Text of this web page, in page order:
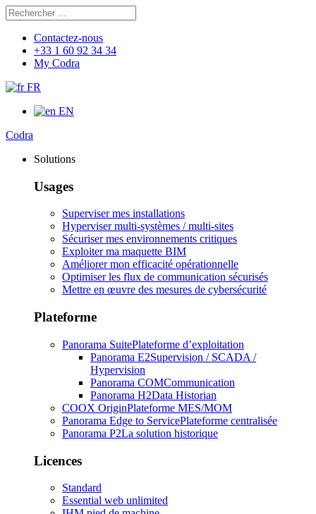
Rechercher
Contactez-nous
+33 1 60 92 34 34
My Codra
FR
EN
Codra
Solutions
Usages
Superviser mes installations
Hyperviser multi-systèmes / multi-sites
Sécuriser mes environnements critiques
Exploiter ma maquette BIM
Améliorer mon efficacité opérationnelle
Optimiser les flux de communication sécurisés
Mettre en œuvre des mesures de cybersécurité
Plateforme
Panorama SuitePlateforme d’exploitation
Panorama E2Supervision / SCADA /
Hypervision
Panorama COMCommunication
Panorama H2Data Historian
COOX OriginPlateforme MES/MOM
Panorama Edge to ServicePlateforme centralisée
Panorama P2La solution historique
Licences
Standard
Essential web unlimited